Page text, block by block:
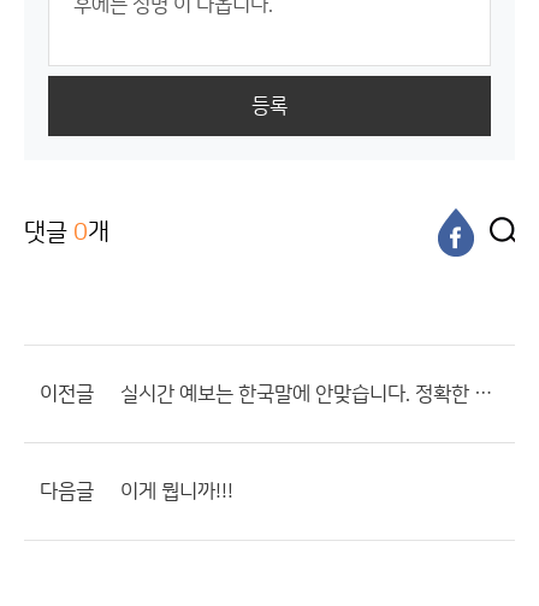
등록
댓글 0개
이전글 실시간 예보는 한국말에 안맞습니다. 정확한 표현은 그냥 중계입니다.
다음글 이게 뭡니까!!!